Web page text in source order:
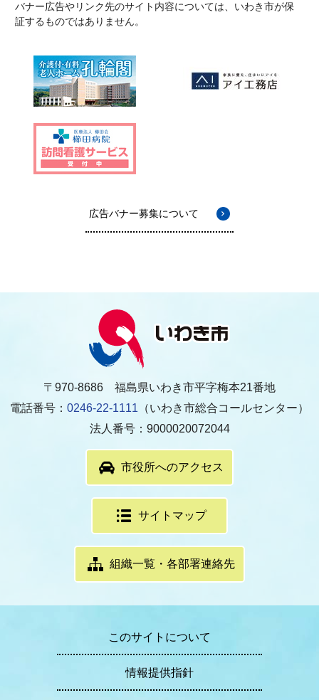
バナー広告やリンク先のサイト内容については、いわき市が保
証するものではありません。
広告バナー募集について
〒970-8686 福島県いわき市平字梅本21番地
電話番号： 0246-22-1111 （いわき市総合コールセンター）
法人番号：9000020072044
市役所へのアクセス
サイトマップ
組織一覧・各部署連絡先
このサイトについて
情報提供指針